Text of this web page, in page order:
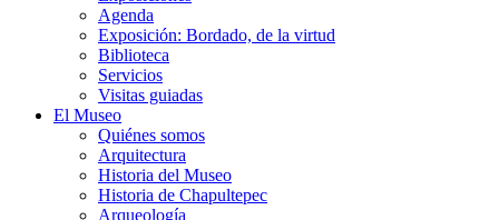
Agenda
Exposición: Bordado, de la virtud
Biblioteca
Servicios
Visitas guiadas
El Museo
Quiénes somos
Arquitectura
Historia del Museo
Historia de Chapultepec
Arqueología